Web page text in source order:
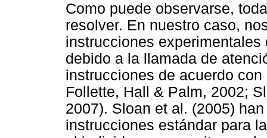
Como puede observarse,
resolver. En nuestro caso,
instrucciones
debido a la llamada de
instrucciones de acuerdo
Follette, Hall & Palm, 2002;
2007). Sloan et al. (2005)
instrucciones estándar para